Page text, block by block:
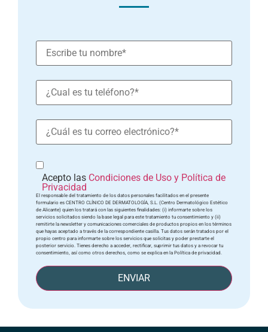
Acepto las Condiciones de Uso y Política de
Privacidad
El responsable del tratamiento de los datos personales facilitados en el presente
formulario es CENTRO CLÍNICO DE DERMATOLOGÍA, S.L. (Centro Dermatológico Estético
de Alicante) quien los tratará con las siguientes finalidades: (i) informarte sobre los
servicios solicitados siendo la base legal para este tratamiento tu consentimiento y (ii)
remitirte la newsletter y comunicaciones comerciales de productos propios en los términos
que hayas aceptado a través de la correspondiente casilla. Tus datos serán tratados por el
propio centro para informarte sobre los servicios que solicitas y poder prestarte el
posterior servicio. Tienes derecho a acceder, rectificar, suprimir tus datos y a revocar tu
consentimiento, así como otros derechos, como se explica en la Política de privacidad.
ENVIAR